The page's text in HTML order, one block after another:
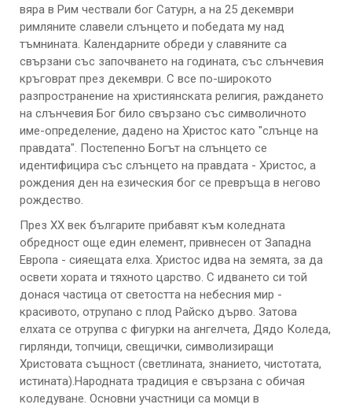
вяра в Рим чествали бог Сатурн, а на 25 декември
римляните славели слънцето и победата му над
тъмнината. Календарните обреди у славяните са
свързани със започването на годината, със слънчевия
кръговрат през декември. С все по-широкото
разпространение на християнската религия, раждането
на слънчевия Бог било свързано със символичното
име-определение, дадено на Христос като "слънце на
правдата". Постепенно Богът на слънцето се
идентифицира със слънцето на правдата - Христос, а
рождения ден на езическия бог се превръща в негово
рождество.
През ХХ век българите прибавят към коледната
обредност още един елемент, привнесен от Западна
Европа - сияещата елха. Христос идва на земята, за да
освети хората и тяхното царство. С идването си той
донася частица от светостта на небесния мир -
красивото, отрупано с плод Райско дърво. Затова
елхата се отрупва с фигурки на ангелчета, Дядо Коледа,
гирлянди, топчици, свещички, символизиращи
Христовата същност (светлината, знанието, чистотата,
истината).Народната традиция е свързана с обичая
коледуване. Основни участници са момци в